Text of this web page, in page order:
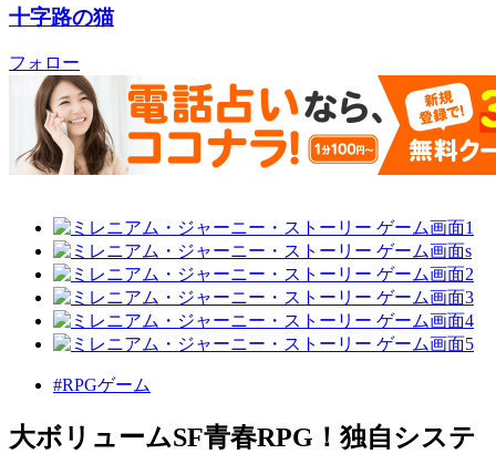
十字路の猫
フォロー
#RPGゲーム
大ボリュームSF青春RPG！独自システ